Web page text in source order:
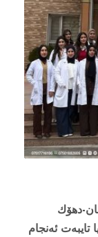
دهۆك
ئەنجام